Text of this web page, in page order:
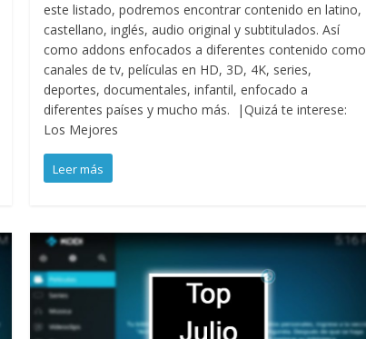
este listado, podremos encontrar contenido en latino,
castellano, inglés, audio original y subtitulados. Así
como addons enfocados a diferentes contenido como
canales de tv, películas en HD, 3D, 4K, series,
deportes, documentales, infantil, enfocado a
diferentes países y mucho más. |Quizá te interese:
Los Mejores
Leer más